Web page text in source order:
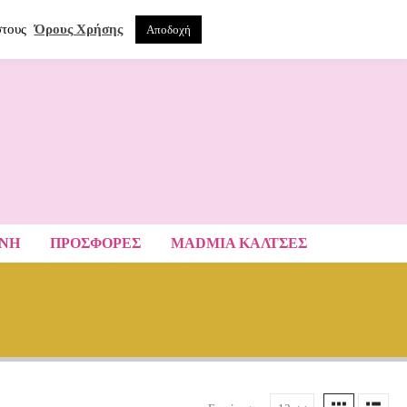
ΠΡΟΣΦΟΡΕΣ MADMIA ΚΆΛΤΣΕΣ
Όρους Χρήσης Αποδοχή